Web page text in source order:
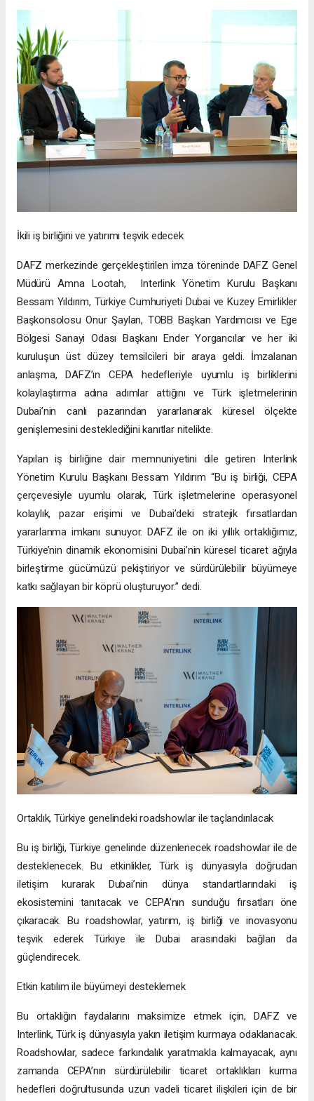
İkili iş birliğini ve yatırımı teşvik edecek
DAFZ merkezinde gerçekleştirilen imza töreninde DAFZ Genel
Müdürü Amna Lootah, Interlink Yönetim Kurulu Başkanı
Bessam Yıldırım, Türkiye Cumhuriyeti Dubai ve Kuzey Emirlikler
Başkonsolosu Onur Şaylan, TOBB Başkan Yardımcısı ve Ege
Bölgesi Sanayi Odası Başkanı Ender Yorgancılar ve her iki
kuruluşun üst düzey temsilcileri bir araya geldi. İmzalanan
anlaşma, DAFZ’ın CEPA hedefleriyle uyumlu iş birliklerini
kolaylaştırma adına adımlar attığını ve Türk işletmelerinin
Dubai’nin canlı pazarından yararlanarak küresel ölçekte
genişlemesini desteklediğini kanıtlar nitelikte.
Yapılan iş birliğine dair memnuniyetini dile getiren Interlink
Yönetim Kurulu Başkanı Bessam Yıldırım “Bu iş birliği, CEPA
çerçevesiyle uyumlu olarak, Türk işletmelerine operasyonel
kolaylık, pazar erişimi ve Dubai’deki stratejik fırsatlardan
yararlanma imkanı sunuyor. DAFZ ile on iki yıllık ortaklığımız,
Türkiye’nin dinamik ekonomisini Dubai’nin küresel ticaret ağıyla
birleştirme gücümüzü pekiştiriyor ve sürdürülebilir büyümeye
katkı sağlayan bir köprü oluşturuyor.” dedi.
Ortaklık, Türkiye genelindeki roadshowlar ile taçlandırılacak
Bu iş birliği, Türkiye genelinde düzenlenecek roadshowlar ile de
desteklenecek. Bu etkinlikler, Türk iş dünyasıyla doğrudan
iletişim kurarak Dubai’nin dünya standartlarındaki iş
ekosistemini tanıtacak ve CEPA’nın sunduğu fırsatları öne
çıkaracak. Bu roadshowlar, yatırım, iş birliği ve inovasyonu
teşvik ederek Türkiye ile Dubai arasındaki bağları da
güçlendirecek.
Etkin katılım ile büyümeyi desteklemek
Bu ortaklığın faydalarını maksimize etmek için, DAFZ ve
Interlink, Türk iş dünyasıyla yakın iletişim kurmaya odaklanacak.
Roadshowlar, sadece farkındalık yaratmakla kalmayacak, aynı
zamanda CEPA’nın sürdürülebilir ticaret ortaklıkları kurma
hedefleri doğrultusunda uzun vadeli ticaret ilişkileri için de bir